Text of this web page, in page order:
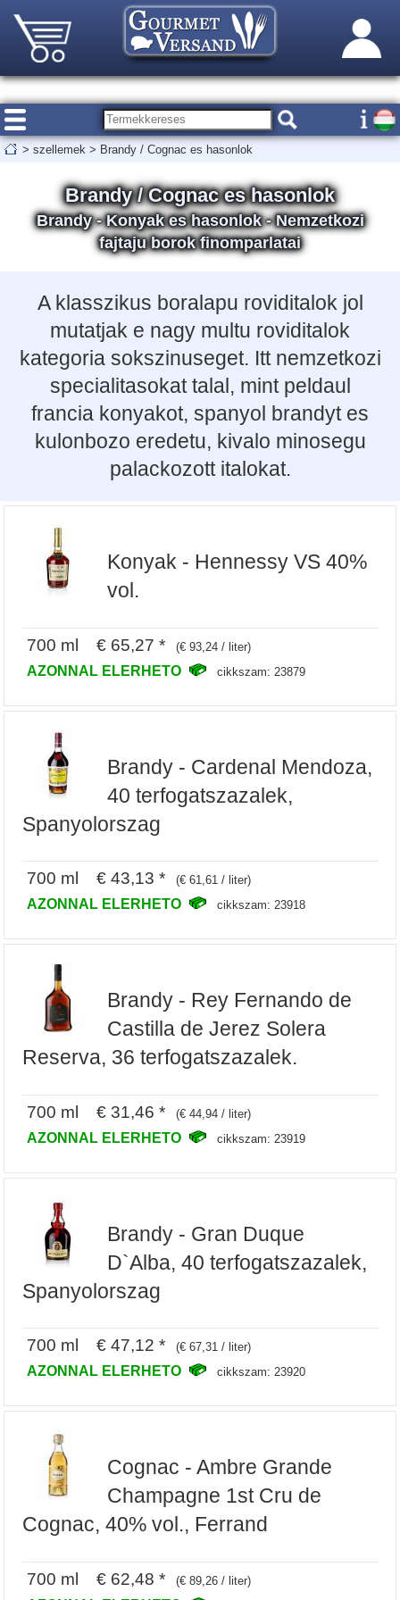
> szellemek > Brandy / Cognac es hasonlok
Brandy / Cognac es hasonlok
Brandy - Konyak es hasonlok - Nemzetkozi
fajtaju borok finomparlatai
A klasszikus boralapu roviditalok jol
mutatjak e nagy multu roviditalok
kategoria sokszinuseget. Itt nemzetkozi
specialitasokat talal, mint peldaul
francia konyakot, spanyol brandyt es
kulonbozo eredetu, kivalo minosegu
palackozott italokat.
Konyak - Hennessy VS 40%
vol.
700 ml € 65,27 * (€ 93,24 / liter)
AZONNAL ELERHETO cikkszam: 23879
Brandy - Cardenal Mendoza,
40 terfogatszazalek,
Spanyolorszag
700 ml € 43,13 * (€ 61,61 / liter)
AZONNAL ELERHETO cikkszam: 23918
Brandy - Rey Fernando de
Castilla de Jerez Solera
Reserva, 36 terfogatszazalek.
700 ml € 31,46 * (€ 44,94 / liter)
AZONNAL ELERHETO cikkszam: 23919
Brandy - Gran Duque
D`Alba, 40 terfogatszazalek,
Spanyolorszag
700 ml € 47,12 * (€ 67,31 / liter)
AZONNAL ELERHETO cikkszam: 23920
Cognac - Ambre Grande
Champagne 1st Cru de
Cognac, 40% vol., Ferrand
700 ml € 62,48 * (€ 89,26 / liter)